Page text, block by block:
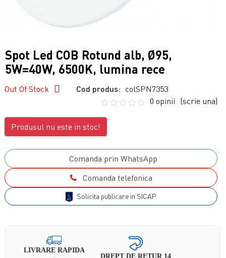
Spot Led COB Rotund alb, Ø95,
5W=40W, 6500K, lumina rece
Out Of Stock Cod produs: colSPN7353
0 opinii (scrie una)
Produsul nu este in stoc!
Comanda prin WhatsApp
Comanda telefonica
Solicita publicare in SICAP
LIVRARE RAPIDA
DREPT DE RETUR 14